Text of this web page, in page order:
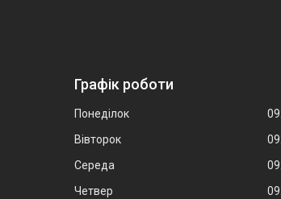
Графік роботи
Понеділок
Вівторок
Середа
Четвер